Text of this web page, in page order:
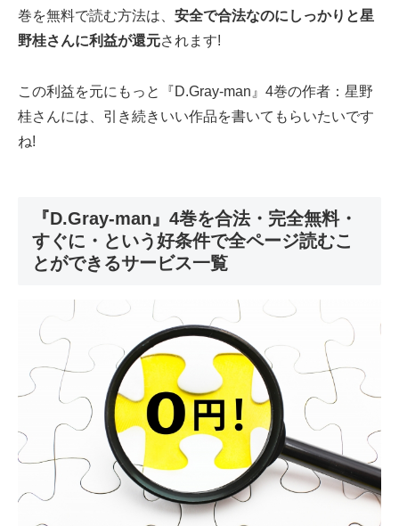
巻を無料で読む方法は、 安全で合法なのにしっかりと星
野桂さんに利益が還元されます!
この利益を元にもっと『D.Gray-man』4巻の作者：星野
桂さんには、引き続きいい作品を書いてもらいたいです
ね!
『D.Gray-man』4巻を合法・完全無料・
すぐに・という好条件で全ページ読むこ
とができるサービス一覧